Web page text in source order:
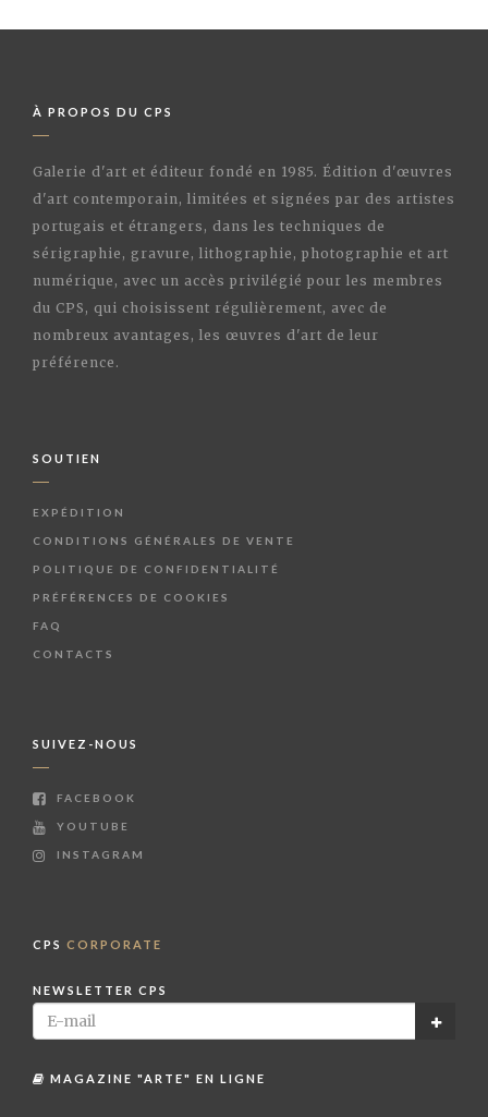
À PROPOS DU CPS
Galerie d'art et éditeur fondé en 1985. Édition d'œuvres
d'art contemporain, limitées et signées par des artistes
portugais et étrangers, dans les techniques de
sérigraphie, gravure, lithographie, photographie et art
numérique, avec un accès privilégié pour les membres
du CPS, qui choisissent régulièrement, avec de
nombreux avantages, les œuvres d'art de leur
préférence.
SOUTIEN
EXPÉDITION
CONDITIONS GÉNÉRALES DE VENTE
POLITIQUE DE CONFIDENTIALITÉ
PRÉFÉRENCES DE COOKIES
FAQ
CONTACTS
SUIVEZ-NOUS
FACEBOOK
YOUTUBE
INSTAGRAM
CPS CORPORATE
NEWSLETTER CPS
MAGAZINE "ARTE" EN LIGNE